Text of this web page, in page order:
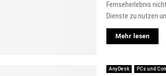
Fernseherlebnis
Dienste zu nutzen
Mehr lesen
AnyDesk PCs und